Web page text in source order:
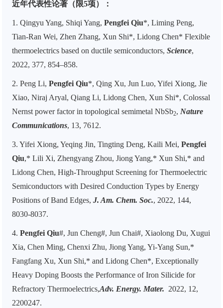
近年代表性论著（限5项）：
1. Qingyu Yang, Shiqi Yang, Pengfei Qiu*, Liming Peng,
Tian-Ran Wei, Zhen Zhang, Xun Shi*, Lidong Chen* Flexible
thermoelectrics based on ductile semiconductors, Science,
2022, 377, 854–858.
2. Peng Li, Pengfei Qiu*, Qing Xu, Jun Luo, Yifei Xiong, Jie
Xiao, Niraj Aryal, Qiang Li, Lidong Chen, Xun Shi*, Colossal
Nernst power factor in topological semimetal NbSb2, Nature
Communications, 13, 7612.
3. Yifei Xiong, Yeqing Jin, Tingting Deng, Kaili Mei, Pengfei
Qiu,* Lili Xi, Zhengyang Zhou, Jiong Yang,* Xun Shi,* and
Lidong Chen, High-Throughput Screening for Thermoelectric
Semiconductors with Desired Conduction Types by Energy
Positions of Band Edges, J. Am. Chem. Soc., 2022, 144,
8030-8037.
4. Pengfei Qiu#, Jun Cheng#, Jun Chai#, Xiaolong Du, Xugui
Xia, Chen Ming, Chenxi Zhu, Jiong Yang, Yi-Yang Sun,*
Fangfang Xu, Xun Shi,* and Lidong Chen*, Exceptionally
Heavy Doping Boosts the Performance of Iron Silicide for
Refractory Thermoelectrics,Adv. Energy. Mater. 2022, 12,
2200247.